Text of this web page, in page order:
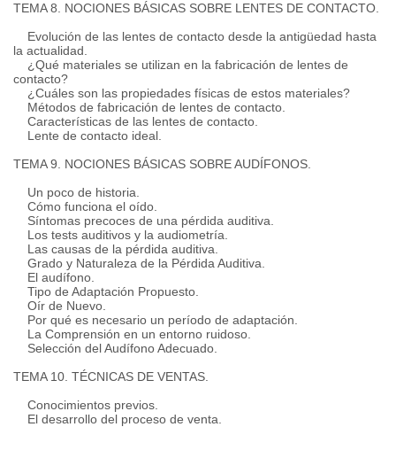
TEMA 8. NOCIONES BÁSICAS SOBRE LENTES DE CONTACTO.
Evolución de las lentes de contacto desde la antigüedad hasta
la actualidad.
¿Qué materiales se utilizan en la fabricación de lentes de
contacto?
¿Cuáles son las propiedades físicas de estos materiales?
Métodos de fabricación de lentes de contacto.
Características de las lentes de contacto.
Lente de contacto ideal.
TEMA 9. NOCIONES BÁSICAS SOBRE AUDÍFONOS.
Un poco de historia.
Cómo funciona el oído.
Síntomas precoces de una pérdida auditiva.
Los tests auditivos y la audiometría.
Las causas de la pérdida auditiva.
Grado y Naturaleza de la Pérdida Auditiva.
El audífono.
Tipo de Adaptación Propuesto.
Oír de Nuevo.
Por qué es necesario un período de adaptación.
La Comprensión en un entorno ruidoso.
Selección del Audífono Adecuado.
TEMA 10. TÉCNICAS DE VENTAS.
Conocimientos previos.
El desarrollo del proceso de venta.